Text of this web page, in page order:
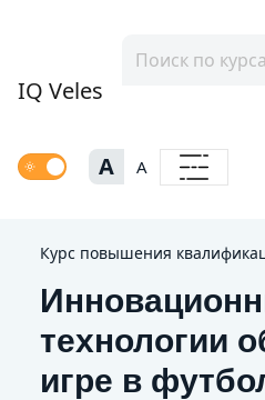
IQ Veles
A A
Курс повышения
технологии
игре в